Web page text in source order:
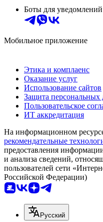
Боты для уведомлений
Мобильное приложение
Этика и комплаенс
Оказание услуг
Использование сайтов
Защита персональных
Пользовательское
ИТ аккредитация
На информационном
рекомендательные
предоставления
и анализа сведений,
пользователей сети
Российской Федерации)
Русский